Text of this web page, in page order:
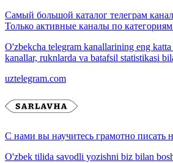
Самый большой каталог телеграм
Только активные каналы по
O'zbekcha telegram kanallarining eng
kanallar, ruknlarda va batafsil statistikasi
uztelegram.com
С нами вы научитесь грамотно писать
O'zbek tilida savodli yozishni biz bilan